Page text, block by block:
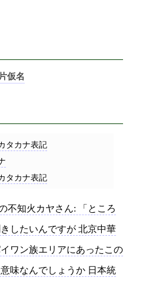
仮名
タカナ表記
タカナ表記
不知火カヤさん: 「ところ
したいんですが 北京中華
ワン族エリアにあったこの
味なんでしょうか 日本統